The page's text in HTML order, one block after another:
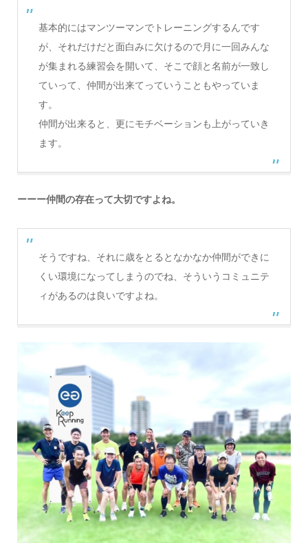
基本的にはマンツーマンでトレーニングするんです
が、それだけだと面白みに欠けるので月に一回みんな
が集まれる練習会を開いて、そこで顔と名前が一致し
ていって、仲間が出来てっていうこともやっていま
す。
仲間が出来ると、更にモチベーションも上がっていき
ます。
ーーー仲間の存在って大切ですよね。
そうですね、それに歳をとるとなかなか仲間ができに
くい環境になってしまうのでね、そういうコミュニテ
ィがあるのは良いですよね。